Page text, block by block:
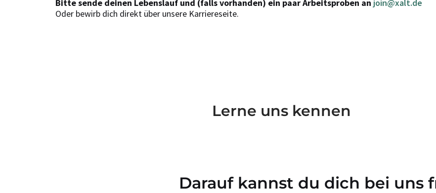
Bitte sende deinen Lebenslauf und (falls vorhanden) ein paar Arbeitsproben an join@xalt.de
Oder bewirb dich direkt über unsere Karriereseite.
Lerne uns kennen
Darauf kannst du dich bei uns